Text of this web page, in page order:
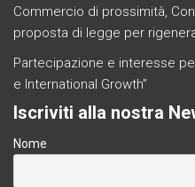
Commercio di prossimità,
proposta di legge per
Partecipazione e interesse
e International Growth”
Iscriviti alla nostra
Nome